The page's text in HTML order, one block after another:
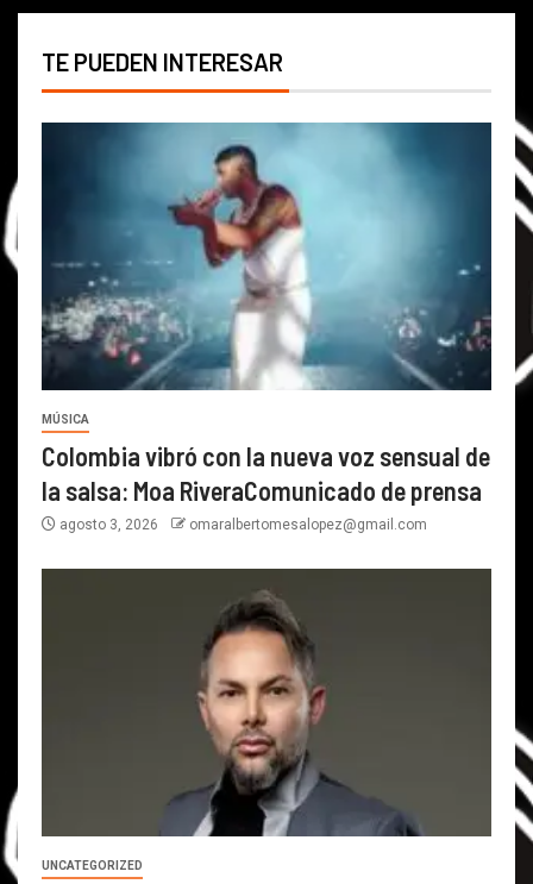
TE PUEDEN INTERESAR
MÚSICA
Colombia vibró con la nueva voz sensual de
la salsa: Moa RiveraComunicado de prensa
agosto 3, 2026 omaralbertomesalopez@gmail.com
UNCATEGORIZED